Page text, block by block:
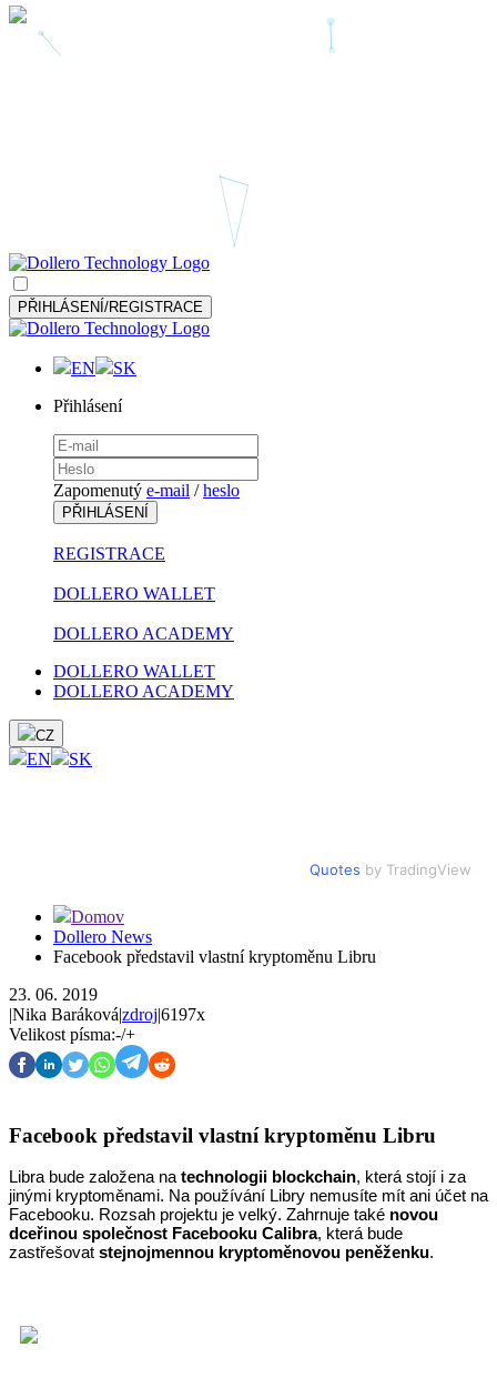
PŘIHLÁSENÍ/REGISTRACE
EN
SK
Přihlásení
Zapomenutý e-mail /heslo
PŘIHLÁSENÍ
REGISTRACE
DOLLERO WALLET
DOLLERO ACADEMY
DOLLERO WALLET
DOLLERO ACADEMY
CZ
EN SK
Quotes by TradingView
Domov
Dollero News
Facebook představil vlastní kryptoměnu Libru
23. 06. 2019
|Nika Baráková|zdroj|6197x
Velikost písma:-/+
Facebook představil vlastní kryptoměnu Libru
Libra bude založena natechnologii blockchain, která stojí i za
jinými kryptoměnami. Na používání Libry nemusíte mít ani účet na
Facebooku. Rozsah projektu je velký. Zahrnuje také novou
dceřinou společnost Facebooku Calibra, která bude
zastřešovat stejnojmennou kryptoměnovou peněženku.